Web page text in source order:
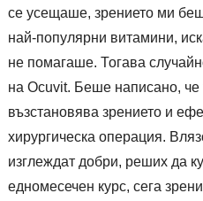
се усещаше, зрението ми
най-популярни витамини,
не помагаше. Тогава
на Ocuvit. Беше написано, че
възстановява зрението и
хирургическа операция.
изглеждат добри, реших да
едномесечен курс, сега